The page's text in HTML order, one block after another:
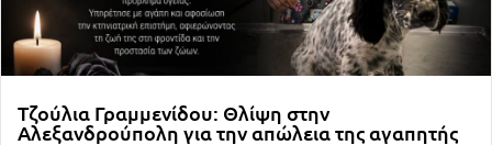
Τζούλια Γραμμενίδου: Θλίψη στην
Αλεξανδρούπολη για την απώλεια της αγαπητής